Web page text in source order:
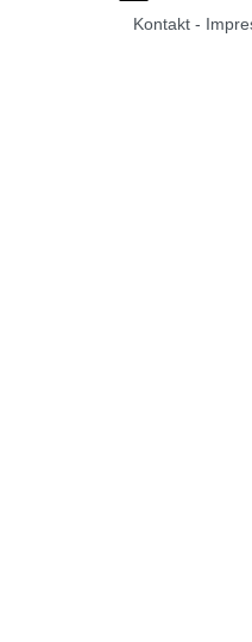
Kontakt -